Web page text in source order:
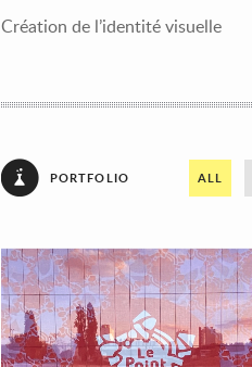
Création de l’identité visuelle
PORTFOLIO ALL